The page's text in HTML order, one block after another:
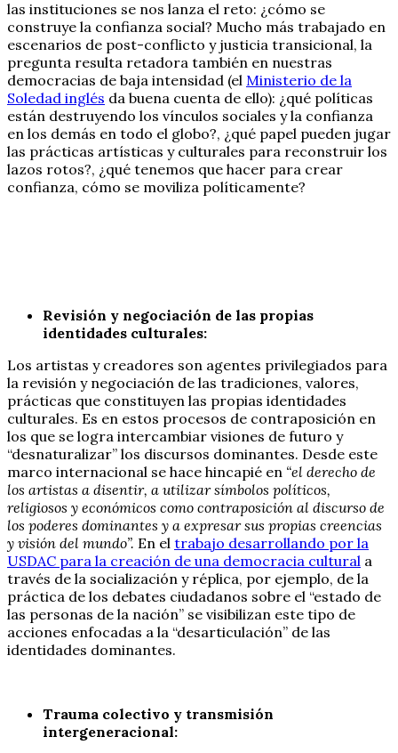
las instituciones se nos lanza el reto: ¿cómo se
construye la confianza social? Mucho más trabajado en
escenarios de post-conflicto y justicia transicional, la
pregunta resulta retadora también en nuestras
democracias de baja intensidad (el Ministerio de la
Soledad inglés da buena cuenta de ello): ¿qué políticas
están destruyendo los vínculos sociales y la confianza
en los demás en todo el globo?, ¿qué papel pueden jugar
las prácticas artísticas y culturales para reconstruir los
lazos rotos?, ¿qué tenemos que hacer para crear
confianza, cómo se moviliza políticamente?
Revisión y negociación de las propias
identidades culturales:
Los artistas y creadores son agentes privilegiados para
la revisión y negociación de las tradiciones, valores,
prácticas que constituyen las propias identidades
culturales. Es en estos procesos de contraposición en
los que se logra intercambiar visiones de futuro y
“desnaturalizar” los discursos dominantes. Desde este
marco internacional se hace hincapié en “el derecho de
los artistas a disentir, a utilizar símbolos políticos,
religiosos y económicos como contraposición al discurso de
los poderes dominantes y a expresar sus propias creencias
y visión del mundo”. En el trabajo desarrollando por la
USDAC para la creación de una democracia cultural a
través de la socialización y réplica, por ejemplo, de la
práctica de los debates ciudadanos sobre el “estado de
las personas de la nación” se visibilizan este tipo de
acciones enfocadas a la “desarticulación” de las
identidades dominantes.
Trauma colectivo y transmisión
intergeneracional: